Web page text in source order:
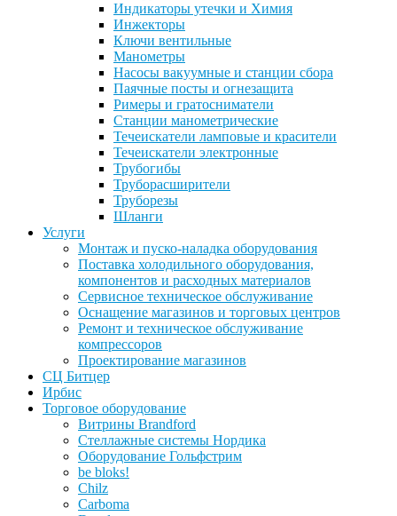
Индикаторы утечки и Химия
Инжекторы
Ключи вентильные
Манометры
Насосы вакуумные и станции сбора
Паячные посты и огнезащита
Римеры и гратосниматели
Станции манометрические
Течеискатели ламповые и красители
Течеискатели электронные
Трубогибы
Труборасширители
Труборезы
Шланги
Услуги
Монтаж и пуско-наладка оборудования
Поставка холодильного оборудования,
компонентов и расходных материалов
Сервисное техническое обслуживание
Оснащение магазинов и торговых центров
Ремонт и техническое обслуживание
компрессоров
Проектирование магазинов
СЦ Битцер
Ирбис
Торговое оборудование
Витрины Brandford
Стеллажные системы Нордика
Оборудование Гольфстрим
be bloks!
Chilz
Carboma